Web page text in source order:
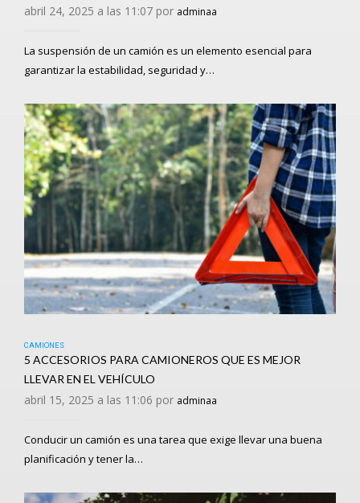
abril 24, 2025 a las 11:07 por adminaa
La suspensión de un camión es un elemento esencial para
garantizar la estabilidad, seguridad y…
CAMIONES
5 ACCESORIOS PARA CAMIONEROS QUE ES MEJOR
LLEVAR EN EL VEHÍCULO
abril 15, 2025 a las 11:06 por adminaa
Conducir un camión es una tarea que exige llevar una buena
planificación y tener la…